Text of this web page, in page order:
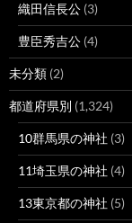
織田信長公 (3)
豊臣秀吉公 (4)
未分類 (2)
都道府県別 (1,324)
10群馬県の神社 (3)
11埼玉県の神社 (4)
13東京都の神社 (5)